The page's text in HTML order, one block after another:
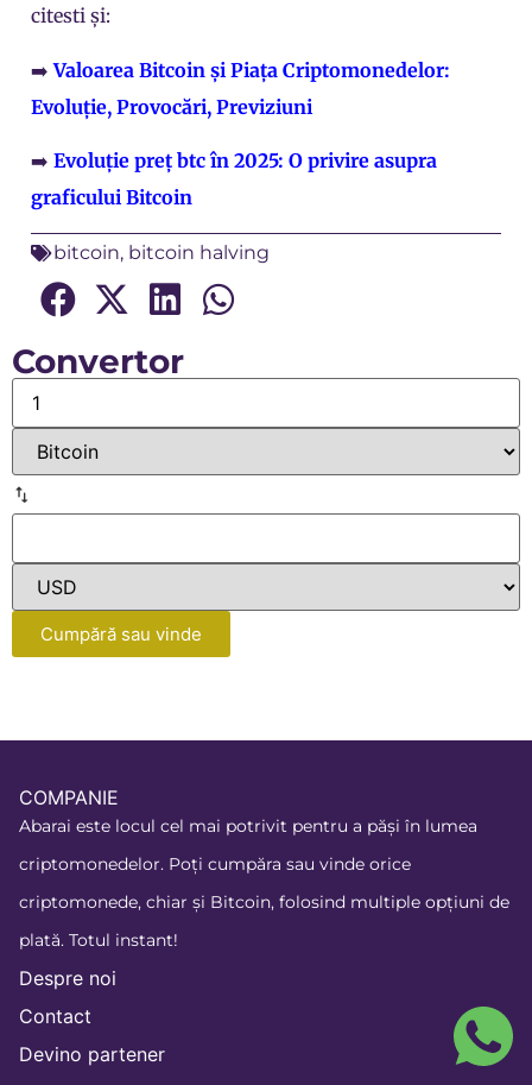
Convertor
Cumpără sau vinde
citesti și:
➡️Valoarea Bitcoin și Piața Criptomonedelor:
Evoluție, Provocări, Previziuni
➡️ Evoluție preț btc în 2025: O privire asupra
graficului Bitcoin
bitcoin, bitcoin halving
COMPANIE
Abarai este locul cel mai potrivit pentru a păși în lumea
criptomonedelor. Poți cumpăra sau vinde orice
criptomonede, chiar și Bitcoin, folosind multiple opțiuni de
plată. Totul instant!
Despre noi
Contact
Devino partener